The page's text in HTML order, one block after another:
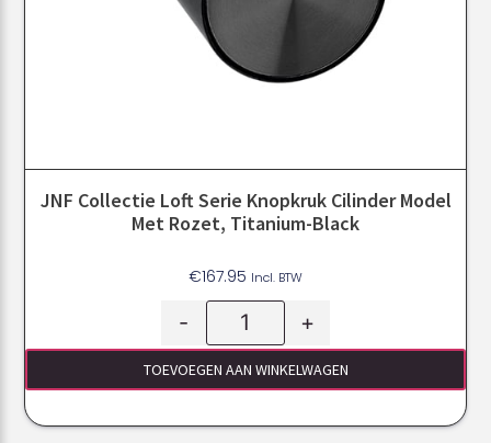
JNF Collectie Loft Serie Knopkruk Cilinder Model
Met Rozet, Titanium-Black
€167.95 Incl. BTW
- +
TOEVOEGEN AAN WINKELWAGEN